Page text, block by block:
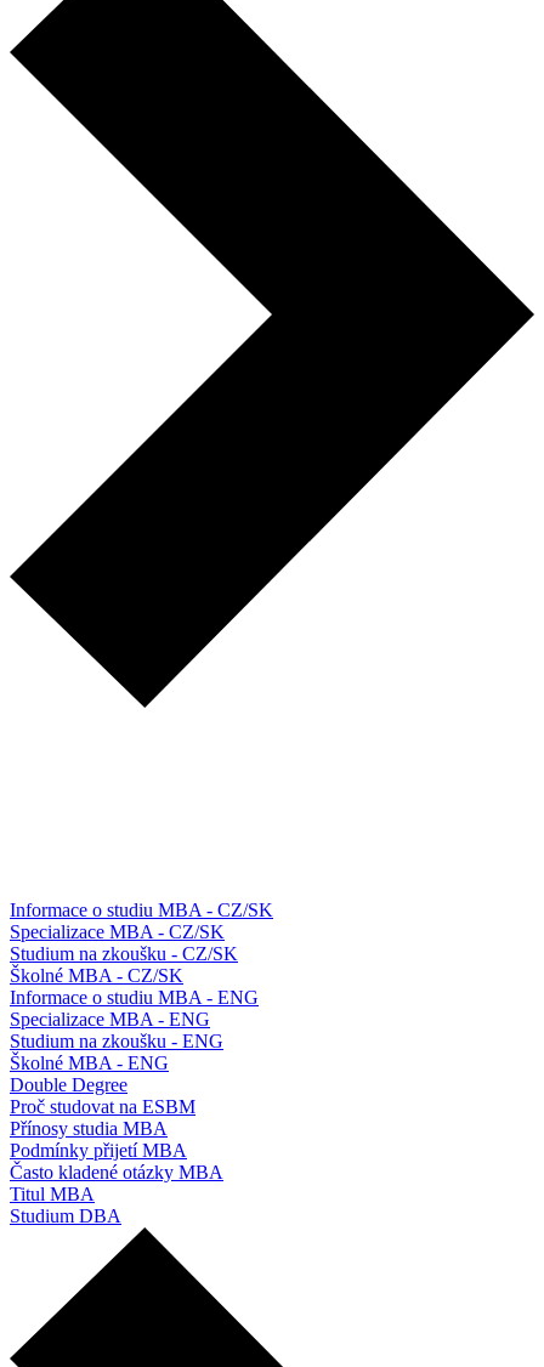
Informace o studiu MBA - CZ/SK
Specializace MBA - CZ/SK
Studium na zkoušku - CZ/SK
Školné MBA - CZ/SK
Informace o studiu MBA - ENG
Specializace MBA - ENG
Studium na zkoušku - ENG
Školné MBA - ENG
Double Degree
Proč studovat na ESBM
Přínosy studia MBA
Podmínky přijetí MBA
Často kladené otázky MBA
Titul MBA
Studium DBA